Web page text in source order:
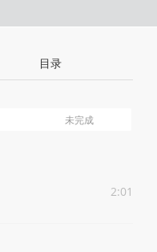
目录
未完成
2:01